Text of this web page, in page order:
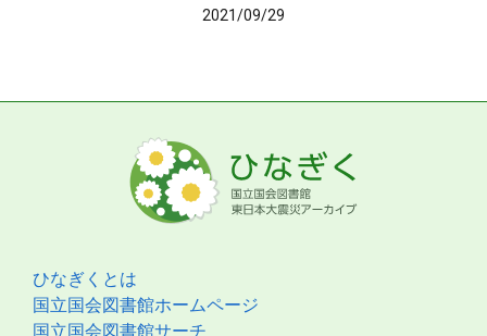
2021/09/29
ひなぎくとは
国立国会図書館ホームページ
国立国会図書館サーチ